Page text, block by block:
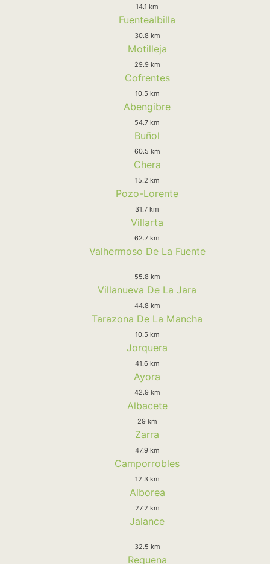
14.1 km
Fuentealbilla
30.8 km
Motilleja
29.9 km
Cofrentes
10.5 km
Abengibre
54.7 km
Buñol
60.5 km
Chera
15.2 km
Pozo-Lorente
31.7 km
Villarta
62.7 km
Valhermoso De La Fuente
55.8 km
Villanueva De La Jara
44.8 km
Tarazona De La Mancha
10.5 km
Jorquera
41.6 km
Ayora
42.9 km
Albacete
29 km
Zarra
47.9 km
Camporrobles
12.3 km
Alborea
27.2 km
Jalance
32.5 km
Requena